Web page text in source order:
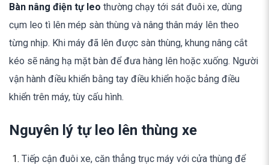
Bàn nâng điện tự leo thường chạy tới sát đuôi xe, dùng
cụm leo tì lên mép sàn thùng và nâng thân máy lên theo
từng nhịp. Khi máy đã lên được sàn thùng, khung nâng cắt
kéo sẽ nâng hạ mặt bàn để đưa hàng lên hoặc xuống. Người
vận hành điều khiển bằng tay điều khiển hoặc bảng điều
khiển trên máy, tùy cấu hình.
Nguyên lý tự leo lên thùng xe
Tiếp cận đuôi xe, căn thẳng trục máy với cửa thùng để